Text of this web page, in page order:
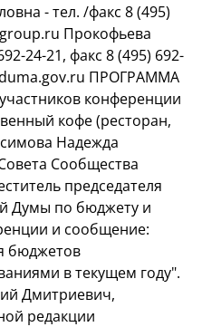
- тел. /факс 8 (495)
Прокофьева
24-21, факс 8 (495) 692-
ПРОГРАММА
конференции
кофе (ресторан,
Надежда
Сообщества
председателя
Думы по бюджету и
и сообщение:
бюджетов
в текущем году".
Дмитриевич,
редакции